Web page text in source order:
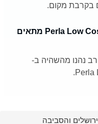
בקרבת מקום.
האם פרלה לואו קוסט ירושלים Perla Low Cost מתאים
נהנו מהשהיה ב-
והסביבה